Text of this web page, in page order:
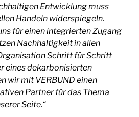
Entwicklung muss
Handeln widerspiegeln.
für einen integrierten Zugang
Nachhaltigkeit in allen
Schritt für Schritt
eines dekarbonisierten
wir mit VERBUND einen
Partner für das Thema
Seite.“